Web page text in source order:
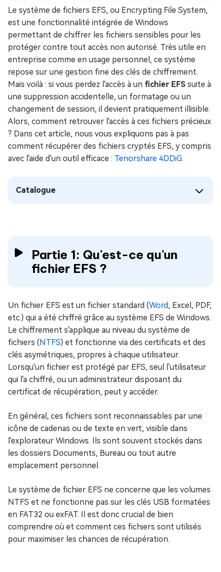
Le système de fichiers EFS, ou Encrypting File System,
est une fonctionnalité intégrée de Windows
permettant de chiffrer les fichiers sensibles pour les
protéger contre tout accès non autorisé. Très utile en
entreprise comme en usage personnel, ce système
repose sur une gestion fine des clés de chiffrement.
Mais voilà : si vous perdez l'accès à un fichier EFS suite à
une suppression accidentelle, un formatage ou un
changement de session, il devient pratiquement illisible.
Alors, comment retrouver l'accès à ces fichiers précieux
? Dans cet article, nous vous expliquons pas à pas
comment récupérer des fichiers cryptés EFS, y compris
avec l'aide d'un outil efficace : Tenorshare 4DDiG.
Catalogue
Partie 1: Qu'est-ce qu'un
fichier EFS ?
Un fichier EFS est un fichier standard (Word, Excel, PDF,
etc.) qui a été chiffré grâce au système EFS de Windows.
Le chiffrement s'applique au niveau du système de
fichiers (NTFS) et fonctionne via des certificats et des
clés asymétriques, propres à chaque utilisateur.
Lorsqu'un fichier est protégé par EFS, seul l'utilisateur
qui l'a chiffré, ou un administrateur disposant du
certificat de récupération, peut y accéder.
En général, ces fichiers sont reconnaissables par une
icône de cadenas ou de texte en vert, visible dans
l'explorateur Windows. Ils sont souvent stockés dans
les dossiers Documents, Bureau ou tout autre
emplacement personnel.
Le système de fichier EFS ne concerne que les volumes
NTFS et ne fonctionne pas sur les clés USB formatées
en FAT32 ou exFAT. Il est donc crucial de bien
comprendre où et comment ces fichiers sont utilisés
pour maximiser les chances de récupération.